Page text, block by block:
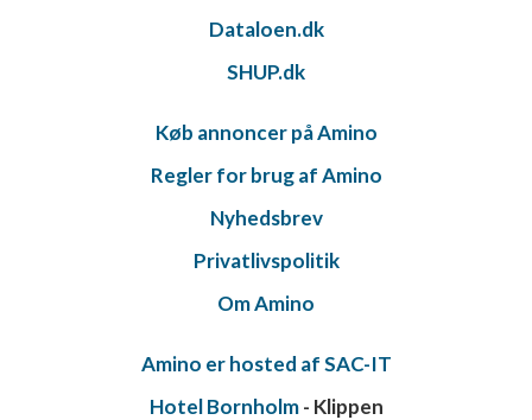
Dataloen.dk
SHUP.dk
Køb annoncer på Amino
Regler for brug af Amino
Nyhedsbrev
Privatlivspolitik
Om Amino
Amino er hosted af SAC-IT
Hotel Bornholm- Klippen
Identificere enheder baseret på aktivt
Annoncering / marketing